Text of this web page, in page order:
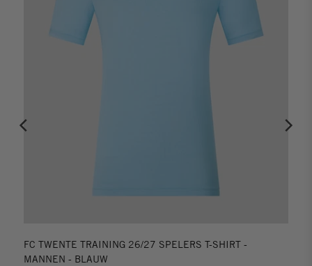
FC TWENTE TRAINING 26/27 SPELERS T-SHIRT -
MANNEN - BLAUW